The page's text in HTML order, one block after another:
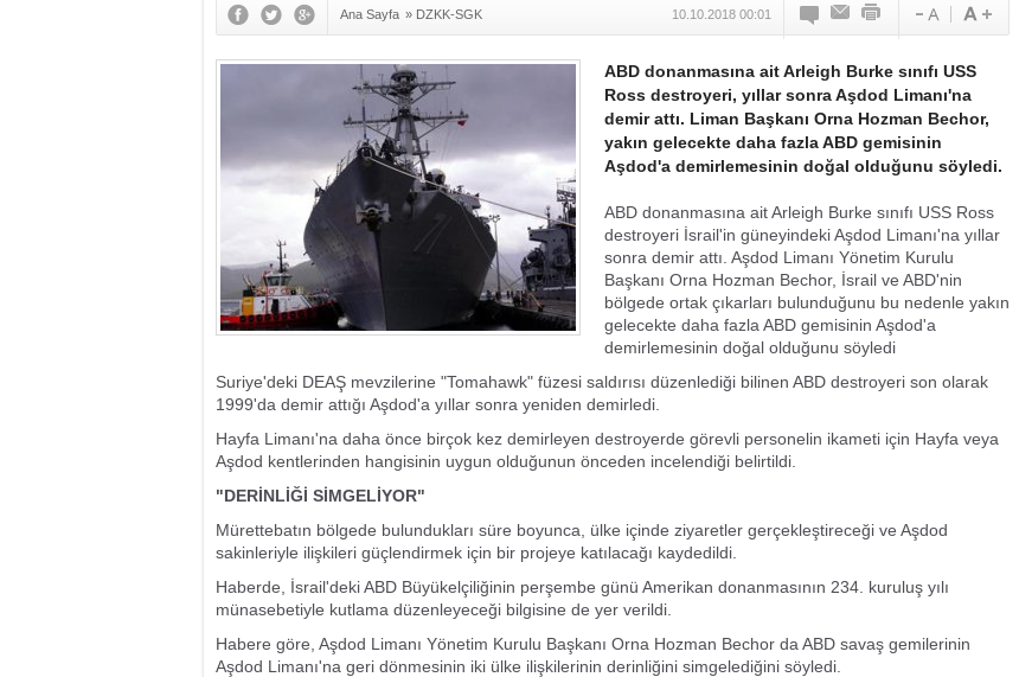
Ana Sayfa » DZKK-SGK 10.10.2018 00:01
ABD donanmasına ait Arleigh Burke sınıfı USS
Ross destroyeri, yıllar sonra Aşdod Limanı'na
demir attı. Liman Başkanı Orna Hozman Bechor,
yakın gelecekte daha fazla ABD gemisinin
Aşdod'a demirlemesinin doğal olduğunu söyledi.
ABD donanmasına ait Arleigh Burke sınıfı USS Ross
destroyeri İsrail'in güneyindeki Aşdod Limanı'na yıllar
sonra demir attı. Aşdod Limanı Yönetim Kurulu
Başkanı Orna Hozman Bechor, İsrail ve ABD'nin
bölgede ortak çıkarları bulunduğunu bu nedenle yakın
gelecekte daha fazla ABD gemisinin Aşdod'a
demirlemesinin doğal olduğunu söyledi
Suriye'deki DEAŞ mevzilerine "Tomahawk" füzesi saldırısı düzenlediği bilinen ABD destroyeri son olarak
1999'da demir attığı Aşdod'a yıllar sonra yeniden demirledi.
Hayfa Limanı'na daha önce birçok kez demirleyen destroyerde görevli personelin ikameti için Hayfa veya
Aşdod kentlerinden hangisinin uygun olduğunun önceden incelendiği belirtildi.
"DERİNLİĞİ SİMGELİYOR"
Mürettebatın bölgede bulundukları süre boyunca, ülke içinde ziyaretler gerçekleştireceği ve Aşdod
sakinleriyle ilişkileri güçlendirmek için bir projeye katılacağı kaydedildi.
Haberde, İsrail'deki ABD Büyükelçiliğinin perşembe günü Amerikan donanmasının 234. kuruluş yılı
münasebetiyle kutlama düzenleyeceği bilgisine de yer verildi.
Habere göre, Aşdod Limanı Yönetim Kurulu Başkanı Orna Hozman Bechor da ABD savaş gemilerinin
Aşdod Limanı'na geri dönmesinin iki ülke ilişkilerinin derinliğini simgelediğini söyledi.